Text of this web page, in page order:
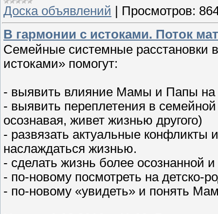
Доска объявлений
Просмотров:
В гармонии с истоками. Поток
Семейные системные расстановки
истоками» помогут:
- выявить влияние Мамы и Папы на
- выявить переплетения в
осознавая, живет жизнью другого)
- развязать актуальные
наслаждаться жизнью.
- сделать жизнь более осознанной
- по-новому посмотреть на детско-
- по-новому «увидеть» и понять